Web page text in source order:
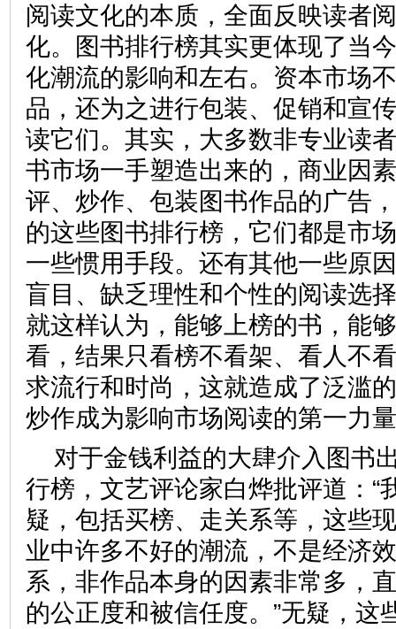
阅读文化的本质，全面反映读者
化。图书排行榜其实更体现了当
化潮流的影响和左右。资本市场
品，还为之进行包装、促销和宣
读它们。其实，大多数非专业读
书市场一手塑造出来的，商业因
评、炒作、包装图书作品的广告
的这些图书排行榜，它们都是市
一些惯用手段。还有其他一些原
盲目、缺乏理性和个性的阅读选
就这样认为，能够上榜的书，能
看，结果只看榜不看架、看人不
求流行和时尚，这就造成了泛滥
炒作成为影响市场阅读的第
对于金钱利益的大肆介入图书
行榜，文艺评论家白烨批评道：“
疑，包括买榜、走关系等，这些
业中许多不好的潮流，不是经济
系，非作品本身的因素非常多，
的公正度和被信任度。”无疑，这